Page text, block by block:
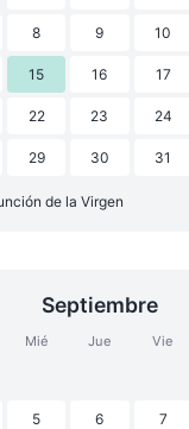
8 9 10
15 16 17
22 23 24
29 30 31
de la Virgen
Septiembre
Mié Jue Vie
5 6 7